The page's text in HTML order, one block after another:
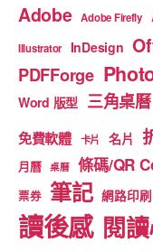
Adobe Adobe Firefly
Illustrator InDesign
PDFForge
Word 版型 三角桌曆
免費軟體 卡片 名片
月曆 桌曆 條碼/QR
票券 筆記 網路印刷
讀後感 閱